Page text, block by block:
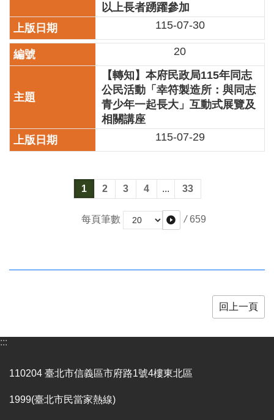
放
宣
告
連
以上長者踴躍參加
115-07-30
20
【轉知】本府民政局115年同志
公民活動「幸符製造所：與同志
青少年一起長大」互動式展覽及
相關講座
115-07-29
1 2 3 4 ... 33
每頁筆數 / 659
回上一頁
:::
110204 臺北市信義區市府路1號4樓東北區
1999(臺北市民當家熱線)